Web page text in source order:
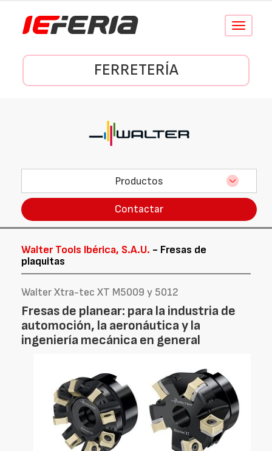
Conmutar
FERRETERÍA
Productos
Contactar
Walter Tools Ibérica, S.A.U. - Fresas de
plaquitas
Walter Xtra-tec XT M5009 y 5012
Fresas de planear: para la industria de
automoción, la aeronáutica y la
ingeniería mecánica en general